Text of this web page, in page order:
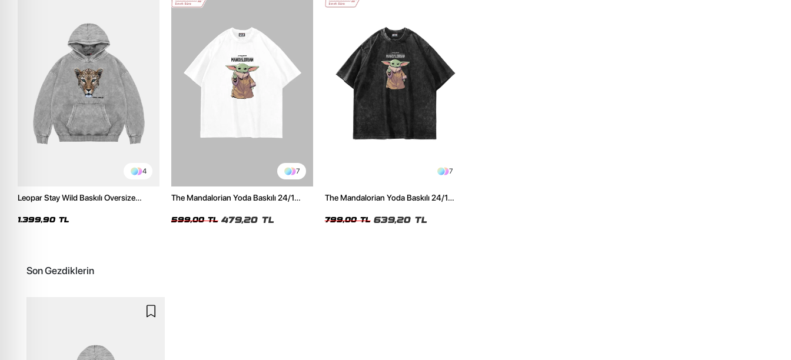
4
Leopar Stay Wild Baskılı Oversize
Hoodie
1.399,90 TL
7
The Mandalorian Yoda Baskılı 24/1
599,00 TL 479,20 TL
7
The Mandalorian Yoda Baskılı 24/1
799,00 TL 639,20 TL
Son Gezdiklerin